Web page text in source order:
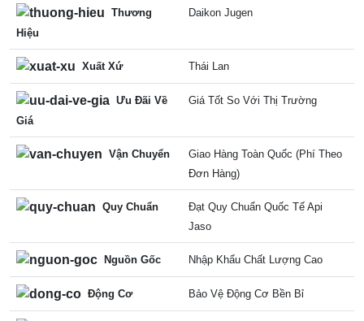
Thương
Hiệu
Daikon Jugen
Xuất Xứ Thái Lan
Ưu Đãi Về
Giá
Giá Tốt So Với Thị Trường
Vận Chuyển
Giao Hàng Toàn Quốc (Phí Theo
Đơn Hàng)
Quy Chuẩn
Đạt Quy Chuẩn Quốc Tế Api
Jaso
Nguồn Gốc Nhập Khẩu Chất Lượng Cao
Động Cơ Bảo Vệ Động Cơ Bền Bỉ